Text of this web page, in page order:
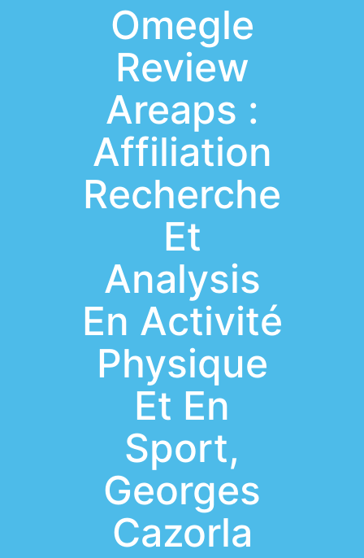
Omegle
Review
Areaps :
Affiliation
Recherche
Et
Analysis
En Activité
Physique
Et En
Sport,
Georges
Cazorla